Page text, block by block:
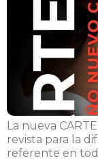
La nueva
revista para la
referente en